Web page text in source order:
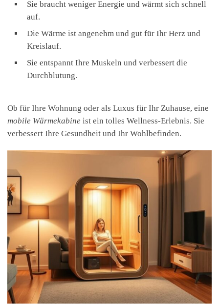
Sie braucht weniger Energie und wärmt sich schnell
auf.
Die Wärme ist angenehm und gut für Ihr Herz und
Kreislauf.
Sie entspannt Ihre Muskeln und verbessert die
Durchblutung.
Ob für Ihre Wohnung oder als Luxus für Ihr Zuhause, eine
mobile Wärmekabine ist ein tolles Wellness-Erlebnis. Sie
verbessert Ihre Gesundheit und Ihr Wohlbefinden.